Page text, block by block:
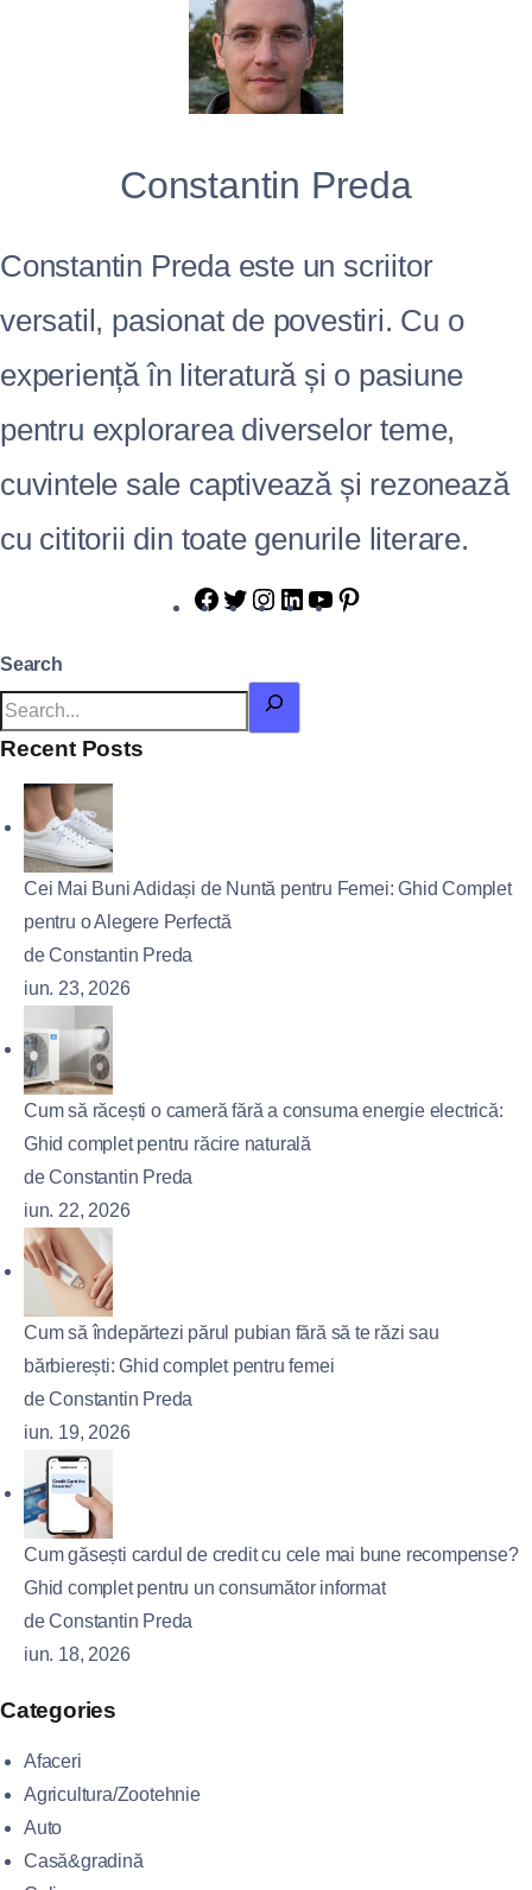
Constantin Preda
Constantin Preda este un scriitor
versatil, pasionat de povestiri. Cu o
experiență în literatură și o pasiune
pentru explorarea diverselor teme,
cuvintele sale captivează și rezonează
cu cititorii din toate genurile literare.
Search
Recent Posts
Cei Mai Buni Adidași de Nuntă pentru Femei: Ghid Complet
pentru o Alegere Perfectă
de Constantin Preda
iun. 23, 2026
Cum să răcești o cameră fără a consuma energie electrică:
Ghid complet pentru răcire naturală
de Constantin Preda
iun. 22, 2026
Cum să îndepărtezi părul pubian fără să te răzi sau
bărbierești: Ghid complet pentru femei
de Constantin Preda
iun. 19, 2026
Cum găsești cardul de credit cu cele mai bune recompense?
Ghid complet pentru un consumător informat
de Constantin Preda
iun. 18, 2026
Categories
Afaceri
Agricultura/Zootehnie
Auto
Casă&gradină